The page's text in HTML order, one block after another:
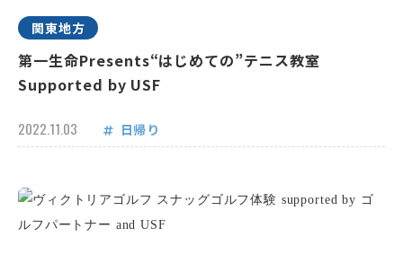
関東地方
第一生命Presents“はじめての”テニス教室
Supported by USF
2022.11.03 日帰り